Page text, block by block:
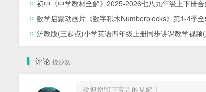
初中《中学教材全解》2025-2026七八九年级上下册合
数学启蒙动画片《数字积木Numberblocks》第1-4季
沪教版(三起点)小学英语四年级上册同步讲课教学视
评论 抢沙发